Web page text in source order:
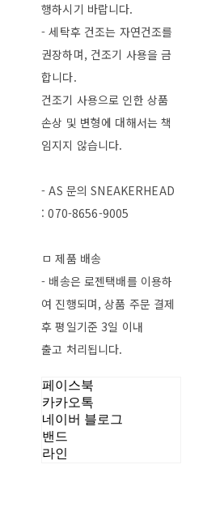
행하시기 바랍니다.
- 세탁후 건조는 자연건조를
권장하며, 건조기 사용을 금
합니다.
건조기 사용으로 인한 상품
손상 및 변형에 대해서는 책
임지지 않습니다.
- AS 문의 SNEAKERHEAD
: 070-8656-9005
ㅁ 제품 배송
- 배송은 로젠택배를 이용하
여 진행되며, 상품 주문 결제
후 평일기준 3일 이내
출고 처리됩니다.
페이스북
카카오톡
네이버 블로그
밴드
라인